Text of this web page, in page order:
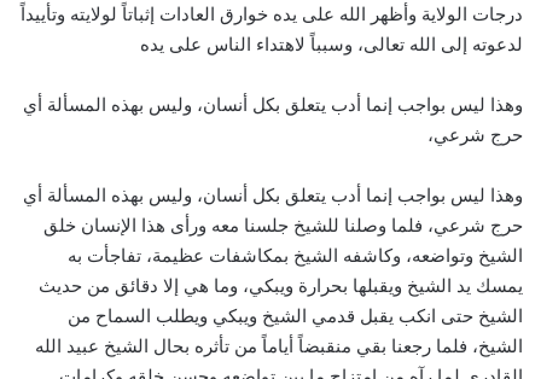
درجات الولاية وأظهر الله على يده خوارق العادات إثباتاً لولايته وتأييداً
لدعوته إلى الله تعالى، وسبباً لاهتداء الناس على يده
وهذا ليس بواجب إنما أدب يتعلق بكل أنسان، وليس بهذه المسألة أي
حرج شرعي،
وهذا ليس بواجب إنما أدب يتعلق بكل أنسان، وليس بهذه المسألة أي
حرج شرعي، فلما وصلنا للشيخ جلسنا معه ورأى هذا الإنسان خلق
الشيخ وتواضعه، وكاشفه الشيخ بمكاشفات عظيمة، تفاجأت به
يمسك يد الشيخ ويقبلها بحرارة ويبكي، وما هي إلا دقائق من حديث
الشيخ حتى انكب يقبل قدمي الشيخ ويبكي ويطلب السماح من
الشيخ، فلما رجعنا بقي منقبضاً أياماً من تأثره بحال الشيخ عبيد الله